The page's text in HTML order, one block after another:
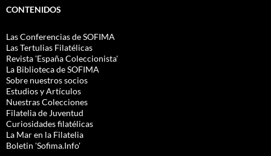
CONTENIDOS
Las Conferencias de SOFIMA
Las Tertulias Filatélicas
Revista 'España Coleccionista'
La Biblioteca de SOFIMA
Sobre nuestros socios
Estudios y Artículos
Nuestras Colecciones
Filatelia de Juventud
Curiosidades filatélicas
La Mar en la Filatelia
Boletin 'Sofima.Info'